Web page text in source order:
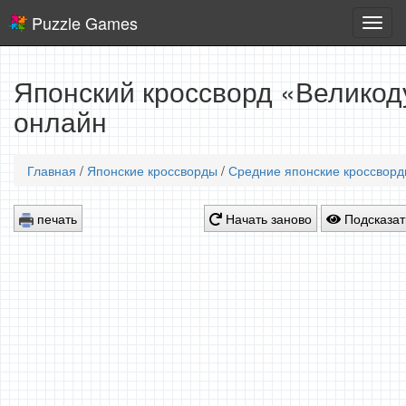
игры
Puzzle Games
Японский кроссворд
онлайн
Главная / Японские кроссворды / Средние японские
печать Начать заново